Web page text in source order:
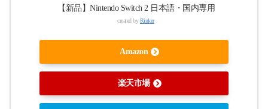
【新品】Nintendo Switch 2 日本語・国内専用
created byRinker
Amazon
楽天市場